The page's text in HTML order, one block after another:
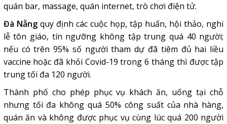
quán bar, massage, quán internet, trò chơi điện tử.
Đà Nẵngquy định các cuộc họp, tập huấn, hội thảo, nghi
lễ tôn giáo, tín ngưỡng không tập trung quá 40 người;
nếu có trên 95% số người tham dự đã tiêm đủ hai liều
vaccine hoặc đã khỏi Covid-19 trong 6 tháng thì được tập
trung tối đa 120 người.
Thành phố cho phép phục vụ khách ăn, uống tại chỗ
nhưng tối đa không quá 50% công suất của nhà hàng,
quán ăn và không được phục vụ cùng lúc quá 200 người